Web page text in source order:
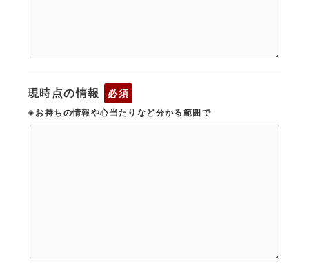
現時点の情報 必須
※お持ちの情報や心当たりなど分かる範囲で